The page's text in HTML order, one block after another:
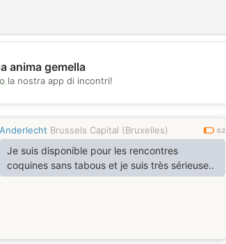
💖
💕
anima gemella
la nostra app di incontri!
Anderlecht Brussels Capital (Bruxelles) 0.2
Je suis disponible pour les rencontres
coquines sans tabous et je suis très sérieuse..